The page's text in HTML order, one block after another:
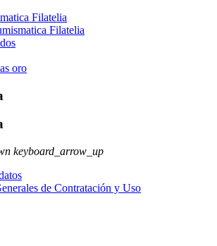
Filatelia
Filatelia
oro
keyboard_arrow_up
de Contratación y Uso